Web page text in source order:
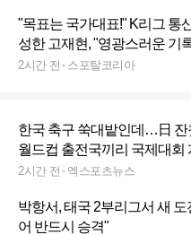
"목표는 국가대표!" K리그 통
성한 고재현, "영광스러운 기
전까지 최대한 승리의 기쁨 전
2시간 전 스포탈코리아
한국 축구 쑥대밭인데…日 잔
월드컵 출전국끼리 국제대
기린컵' 확정
2시간 전 엑스포츠뉴스
박항서, 태국 2부리그서 새 도
어 반드시 승격"